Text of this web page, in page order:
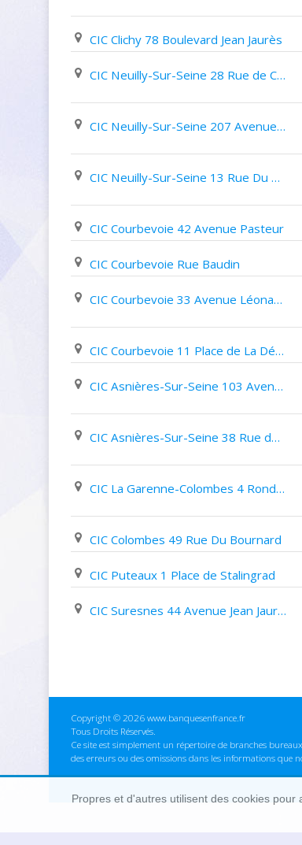
CIC Clichy 78 Boulevard Jean Jaurès
CIC Neuilly-Sur-Seine 28 Rue de Chartres
CIC Neuilly-Sur-Seine 207 Avenue Charles de Gaulle
CIC Neuilly-Sur-Seine 13 Rue Du Château
CIC Courbevoie 42 Avenue Pasteur
CIC Courbevoie Rue Baudin
CIC Courbevoie 33 Avenue Léonard de Vinci
CIC Courbevoie 11 Place de La Défense
CIC Asnières-Sur-Seine 103 Avenue de La Marne
CIC Asnières-Sur-Seine 38 Rue des Bourguignons
CIC La Garenne-Colombes 4 Rond Point Du Souvenir Français
CIC Colombes 49 Rue Du Bournard
CIC Puteaux 1 Place de Stalingrad
CIC Suresnes 44 Avenue Jean Jaurès
Copyright © 2026 www.banquesenfrance.fr
Tous Droits Réservés.
Ce site est simplement un répertoire de branches
des erreurs ou des omissions dans les informations que
Propres et d'autres utilisent des cookies